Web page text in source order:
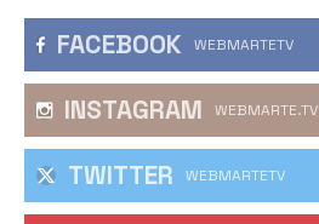
FACEBOOK WEBMARTETV
INSTAGRAM WEBMARTE.TV
TWITTER WEBMARTETV